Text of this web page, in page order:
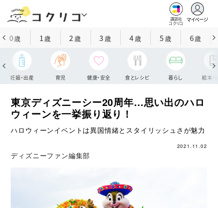
講談社
コクリコ
マイページ
0歳 1歳 2 歳 3歳 4歳 5歳 6歳
妊娠・出産 育児 健康・安全 食とレシピ 暮らし 絵本・
東京ディズニーシー20周年…思い出のハロ
ウィーンを一挙振り返り！
ハロウィーンイベントは異国情緒とスタイリッシュさが魅力
2021.11.02
ディズニーファン編集部